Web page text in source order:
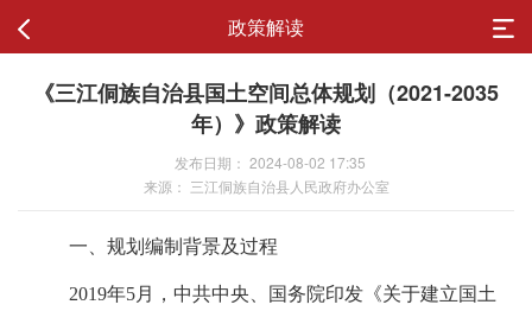
政策解读
《三江侗族自治县国土空间总体规划（2021-2035
年）》政策解读
发布日期： 2024-08-02 17:35
来源： 三江侗族自治县人民政府办公室
一、 规划编制背景及过程
2019年5月，中共中央、国务院印发《关于建立国土